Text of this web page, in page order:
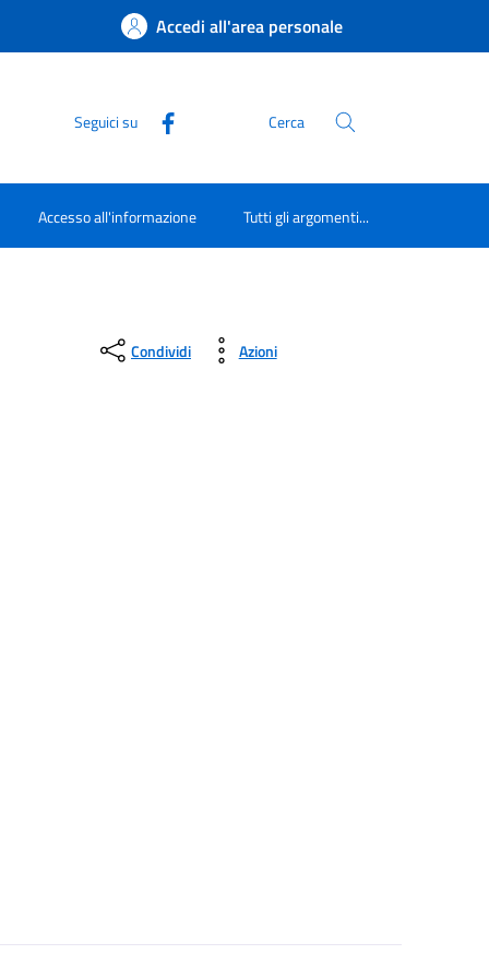
Accedi all'area personale
Seguici su Cerca
Accesso all'informazione Tutti gli argomenti...
Condividi Azioni